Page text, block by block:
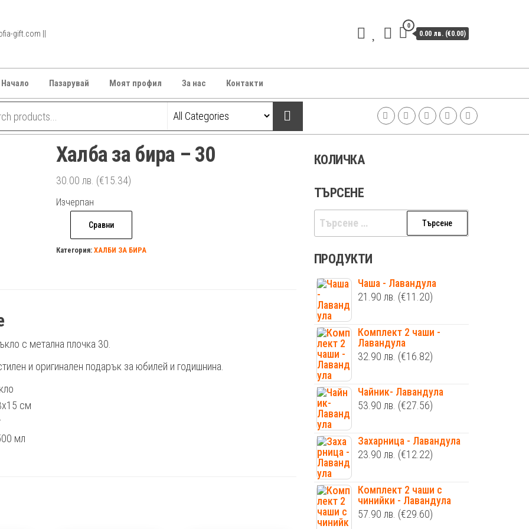
gift.com ||
0
0.00 лв. (€0.00)
Начало Пазарувай Моят профил За нас Контакти
Халба за бира – 30
30.00 лв. (€15.34)
Изчерпан
Сравни
Категория: ХАЛБИ ЗА БИРА
с метална плочка 30.
и оригинален подарък за юбилей и годишнина.
см
мл
КОЛИЧКА
ТЪРСЕНЕ
Търсене
за:
ПРОДУКТИ
Чаша - Лавандула
21.90 лв. (€11.20)
Комплект 2 чаши -
Лавандула
32.90 лв. (€16.82)
Чайник- Лавандула
53.90 лв. (€27.56)
Захарница - Лавандула
23.90 лв. (€12.22)
Комплект 2 чаши с
чинийки - Лавандула
57.90 лв. (€29.60)